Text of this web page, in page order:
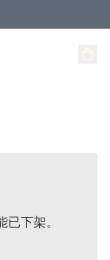
下架。